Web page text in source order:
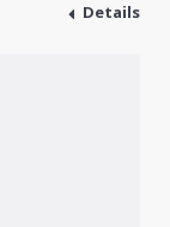
Details